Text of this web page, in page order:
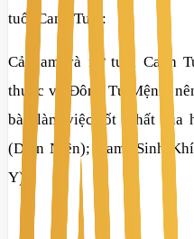
tuổi Canh Tuất:
Cả nam và nữ tuổi Canh
thuộc về Đông Tứ Mệnh,
bàn làm việc tốt nhất của
(Diên Niên); Nam (Sinh
Y).